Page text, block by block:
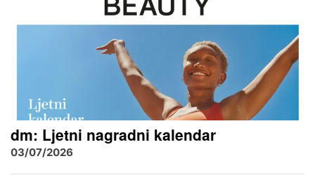
dm: Ljetni nagradni kalendar
03/07/2026